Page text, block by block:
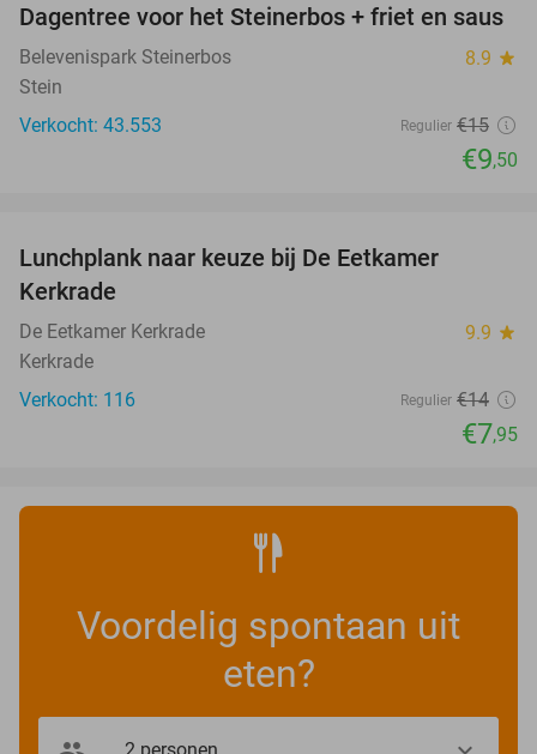
37%
Dagentree voor het Steinerbos + friet en saus
Belevenispark Steinerbos 8.9 star
Stein
Verkocht: 43.553
Regulier €15
€9,50
Lunchplank naar keuze bij De Eetkamer
Kerkrade
De Eetkamer Kerkrade 9.9 star
Kerkrade
Verkocht: 116
Regulier €14
€7,95
Voordelig spontaan uit
eten?